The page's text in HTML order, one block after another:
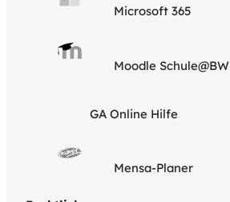
Microsoft 365
Moodle Schule@BW
GA Online Hilfe
Mensa-Planer